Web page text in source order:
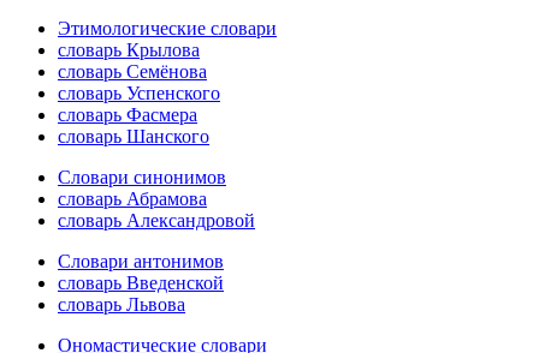
Этимологические словари
словарь Крылова
словарь Семёнова
словарь Успенского
словарь Фасмера
словарь Шанского
Словари синонимов
словарь Абрамова
словарь Александровой
Словари антонимов
словарь Введенской
словарь Львова
Ономастические словари